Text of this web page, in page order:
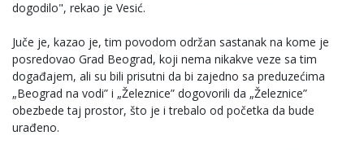
dogodilo", rekao je Vesić.
Juče je, kazao je, tim povodom održan sastanak na kome je
posredovao Grad Beograd, koji nema nikakve veze sa tim
događajem, ali su bili prisutni da bi zajedno sa preduzećima
„Beograd na vodi” i „Železnice” dogovorili da „Železnice”
obezbede taj prostor, što je i trebalo od početka da bude
urađeno.